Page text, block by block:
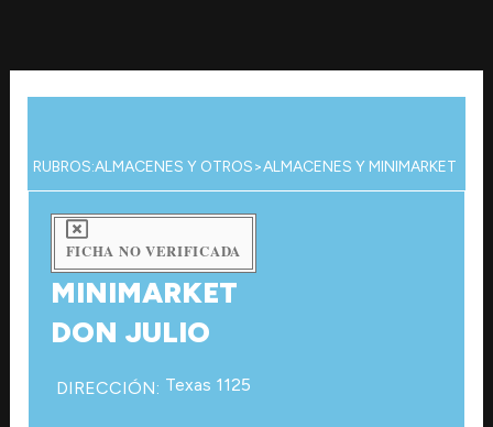
contenido
RUBROS:ALMACENES Y OTROS>ALMACENES Y MINIMARKET
FICHA NO VERIFICADA
MINIMARKET
DON JULIO
DIRECCIÓN: Texas 1125